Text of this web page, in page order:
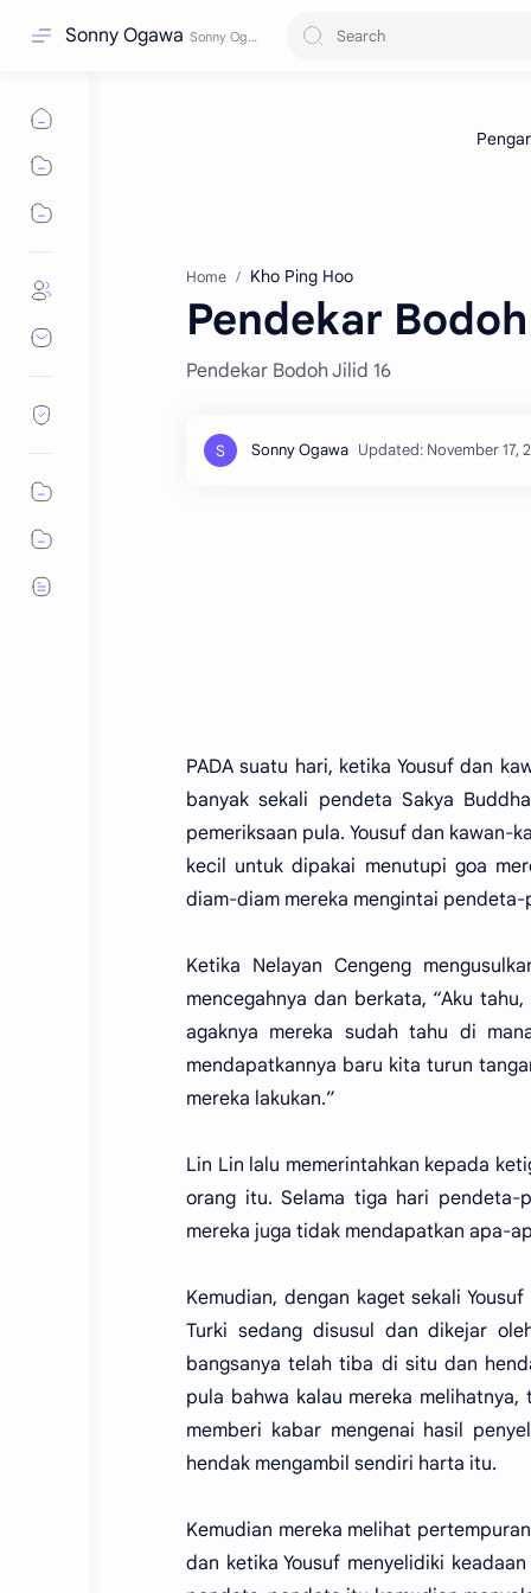
Sonny Ogawa
Home Kho Ping Hoo
Pendekar
Pendekar Bodoh Jilid 16
PADA suatu hari, ketika Yousuf dan
banyak sekali pendeta Sakya
pemeriksaan pula. Yousuf dan kawan-
kecil untuk dipakai menutupi goa
diam-diam mereka mengintai
Ketika Nelayan Cengeng
mencegahnya dan berkata, “Aku
agaknya mereka sudah tahu di
mendapatkannya baru kita turun
mereka lakukan.”
Lin Lin lalu memerintahkan kepada
orang itu. Selama tiga hari pendeta-
mereka juga tidak mendapatkan apa-
Kemudian, dengan kaget sekali
Turki sedang disusul dan dikejar
bangsanya telah tiba di situ dan
pula bahwa kalau mereka
memberi kabar mengenai hasil
hendak mengambil sendiri harta itu.
Kemudian mereka melihat
dan ketika Yousuf menyelidiki